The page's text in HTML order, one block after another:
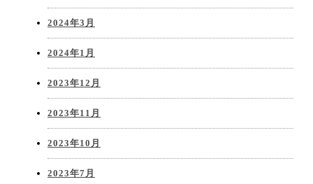
2024年3月
2024年1月
2023年12月
2023年11月
2023年10月
2023年7月